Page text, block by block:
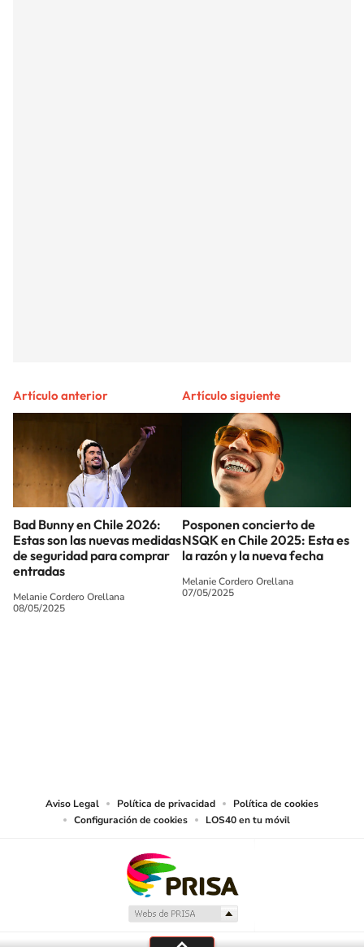
Artículo anterior
Bad Bunny en Chile 2026:
Estas son las nuevas medidas
de seguridad para comprar
entradas
Melanie Cordero Orellana
08/05/2025
Artículo siguiente
Posponen concierto de
NSQK en Chile 2025: Esta es
la razón y la nueva fecha
Melanie Cordero Orellana
07/05/2025
Aviso Legal Política de privacidad
Política de cookies
Configuración de cookies
LOS40 en tu móvil